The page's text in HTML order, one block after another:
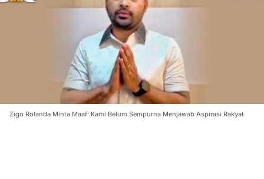
Zigo Rolanda Minta Maaf: Kami Belum Sempurna Menjawab Aspirasi Rakyat